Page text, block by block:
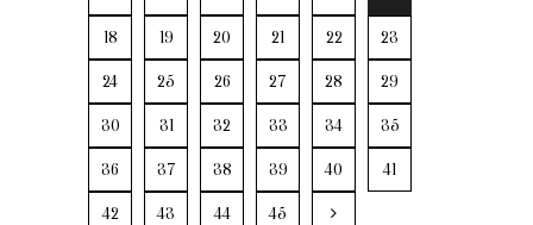
18 19 20 21 22 23
24 25 26 27 28 29
30 31 32 33 34 35
36 37 38 39 40 41
42 43 44 45